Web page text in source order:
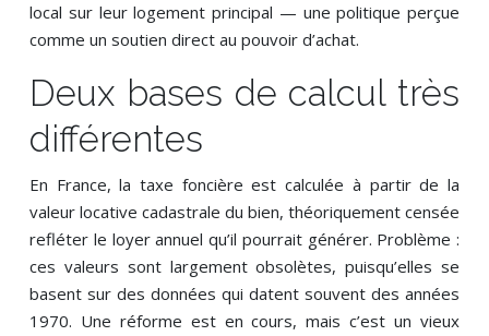
local sur leur logement principal — une politique perçue
comme un soutien direct au pouvoir d’achat.
Deux bases de calcul très
différentes
En France, la taxe foncière est calculée à partir de la
valeur locative cadastrale du bien, théoriquement censée
refléter le loyer annuel qu’il pourrait générer. Problème :
ces valeurs sont largement obsolètes, puisqu’elles se
basent sur des données qui datent souvent des années
1970. Une réforme est en cours, mais c’est un vieux